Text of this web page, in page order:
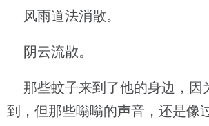
风雨道法消散。
阴云流散。
那些蚊子来到了他的身边，因
到，但那些嗡嗡的声音，还是像